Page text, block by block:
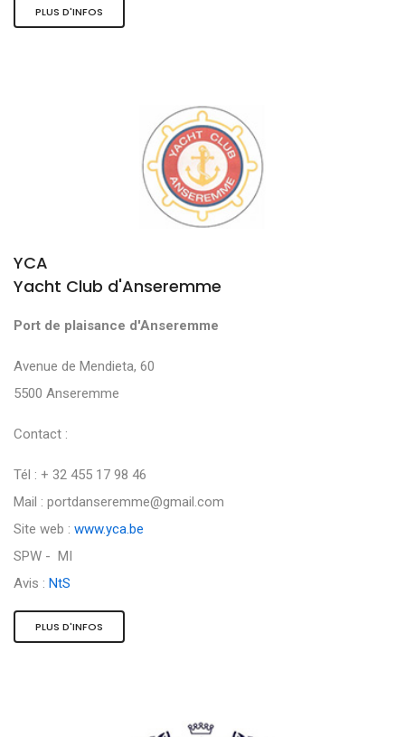
PLUS D'INFOS
YCA
Yacht Club d'Anseremme
Port de plaisance d'Anseremme
Avenue de Mendieta, 60
5500 Anseremme
Contact :
Tél : + 32 455 17 98 46
Mail : portdanseremme@gmail.com
Site web : www.yca.be
SPW - MI
Avis : NtS
PLUS D'INFOS